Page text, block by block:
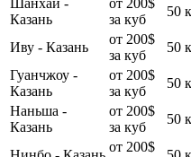
Шанхай -
Казань
от 200$
за куб
50
Иву - Казань
от 200$
за куб
50
Гуанчжоу -
Казань
от 200$
за куб
50
Наньша -
Казань
от 200$
за куб
50
от 200$